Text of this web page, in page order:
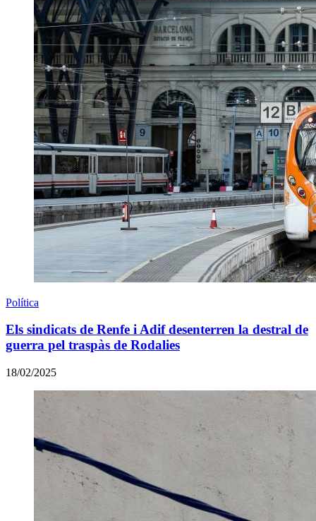
Política
Els sindicats de Renfe i Adif desenterren la destral de
guerra pel traspàs de Rodalies
18/02/2025